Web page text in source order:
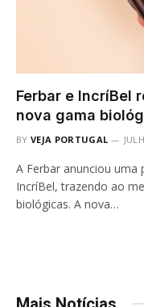
Ferbar e IncríBel
nova gama
BY VEJA PORTUGAL
A Ferbar anunciou uma
IncríBel, trazendo ao
biológicas. A nova…